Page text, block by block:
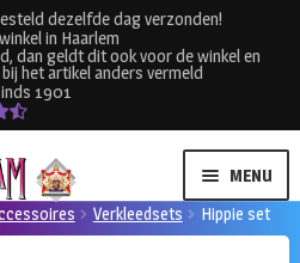
dezelfde dag verzonden!
in Haarlem
dan geldt dit ook voor de winkel en
het artikel anders vermeld
1901
MENU
Verkleedsets Hippie set